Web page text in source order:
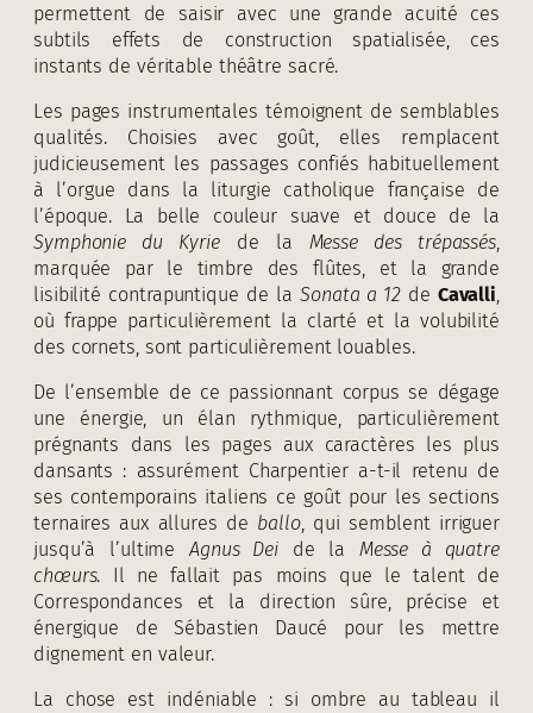
permettent de saisir avec une grande acuité ces
subtils effets de construction spatialisée, ces
instants de véritable théâtre sacré.
Les pages instrumentales témoignent de semblables
qualités. Choisies avec goût, elles remplacent
judicieusement les passages confiés habituellement
à l’orgue dans la liturgie catholique française de
l’époque. La belle couleur suave et douce de la
Symphonie du Kyriede la Messe des trépassés,
marquée par le timbre des flûtes, et la grande
lisibilité contrapuntique de laSonata a 12de Cavalli,
où frappe particulièrement la clarté et la volubilité
des cornets, sont particulièrement louables.
De l’ensemble de ce passionnant corpus se dégage
une énergie, un élan rythmique, particulièrement
prégnants dans les pages aux caractères les plus
dansants : assurément Charpentier a-t-il retenu de
ses contemporains italiens ce goût pour les sections
ternaires aux allures de ballo, qui semblent irriguer
jusqu’à l’ultimeAgnus Deide la Messe à quatre
chœurs. Il ne fallait pas moins que le talent de
Correspondances et la direction sûre, précise et
énergique de Sébastien Daucé pour les mettre
dignement en valeur.
La chose est indéniable : si ombre au tableau il